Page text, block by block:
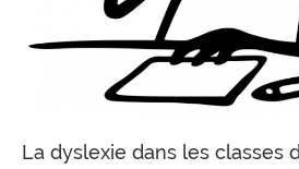
La dyslexie dans les classes